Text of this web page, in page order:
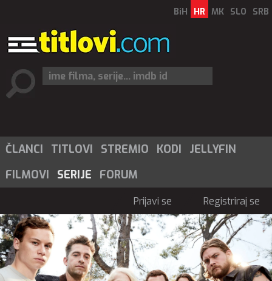
BiH HR MK SLO SRB
ČLANCI TITLOVI STREMIO KODI
JELLYFIN
FILMOVI
SERIJE FORUM
Prijavi se Registriraj se